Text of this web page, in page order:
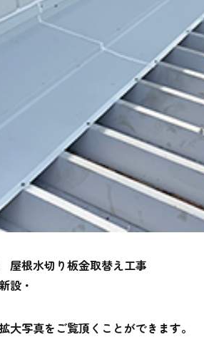
根水切り板金取替え工事
設・
写真をご覧頂くことができます。